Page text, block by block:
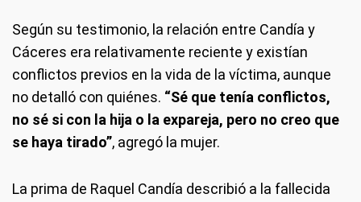
Según su testimonio, la relación entre Candía y
Cáceres era relativamente reciente y existían
conflictos previos en la vida de la víctima, aunque
no detalló con quiénes. “Sé que tenía conflictos,
no sé si con la hija o la expareja, pero no creo que
se haya tirado”, agregó la mujer.
La prima de Raquel Candía describió a la fallecida